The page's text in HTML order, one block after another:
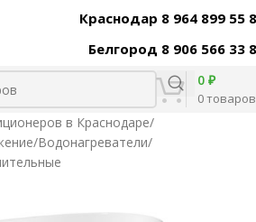
Краснодар 8 964 899 55
Белгород 8 906 566 33
0товаров
0 ₽
в Краснодаре/
/Водонагреватели/
Код товара:30450